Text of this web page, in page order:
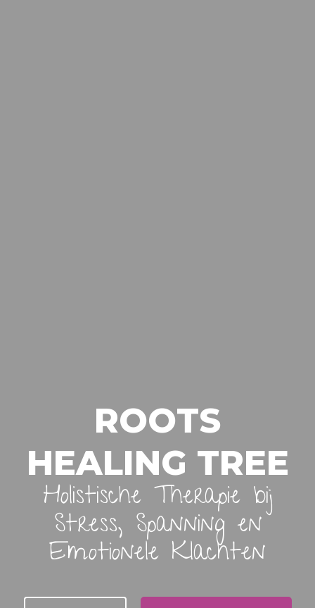
ROOTS
HEALING TREE
Holistische Therapie bij
Stress, Spanning en
Emotionele Klachten